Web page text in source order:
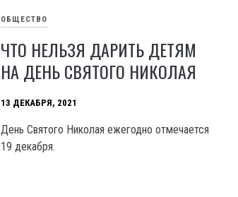
ОБЩЕСТВО
ЧТО НЕЛЬЗЯ ДАРИТЬ ДЕТЯМ
НА ДЕНЬ СВЯТОГО НИКОЛАЯ
13 ДЕКАБРЯ, 2021
День Святого Николая ежегодно отмечается
19 декабря.